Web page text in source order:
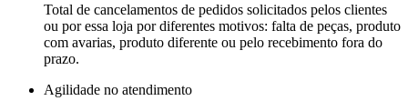
Total de cancelamentos de pedidos solicitados pelos clientes
ou por essa loja por diferentes motivos: falta de peças, produto
com avarias, produto diferente ou pelo recebimento fora do
prazo.
Agilidade no atendimento